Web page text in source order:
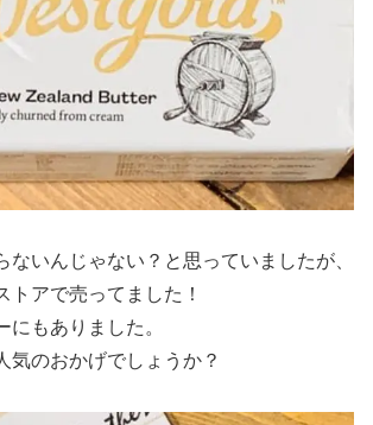
ないんじゃない？と思っていましたが、
トアで売ってました！
にもありました。
気のおかげでしょうか？